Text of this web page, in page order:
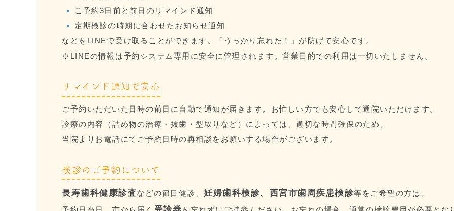
ご予約3日前と前日のリマインド通知
定期検診の時期に合わせたお知らせ通知
などをLINEで受け取ることができます。「うっかり忘れた！」が防げて安心です。
※LINEの情報は予約システム専用に安全に管理されます。営業目的での利用は一切いたしません。
リマインド通知で安心
ご予約いただいた日時の前日に自動で通知が届きます。お忙しい方でも安心して通院いただけます。
診療の内容（詰め物の治療・抜歯・型取りなど）によっては、適切な時間確保のため、
当院よりお電話にてご予約日時の再相談をお願いする場合がございます。
検診のご予約について
長寿歯科健康診査などの節目健診、 妊婦歯科検診、西宮市歯周疾患検診等をご希望の方は、